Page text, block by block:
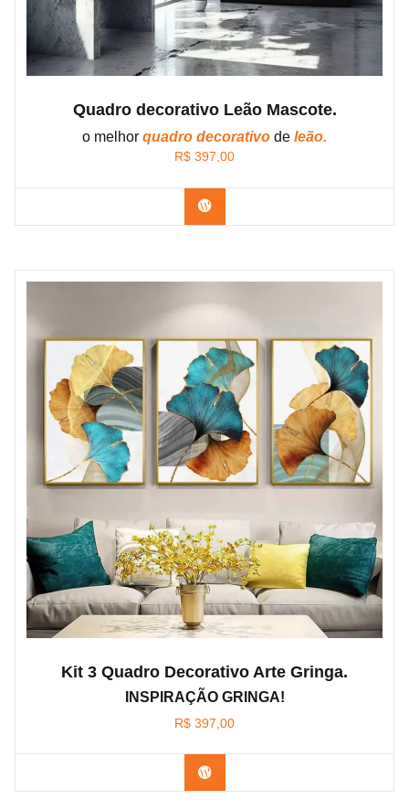
Quadro decorativo Leão Mascote.
o melhor quadro decorativo de leão.
R$ 397,00
Confira os modelos
Kit 3 Quadro Decorativo Arte Gringa.
INSPIRAÇÃO GRINGA!
R$ 397,00
Confira os modelos